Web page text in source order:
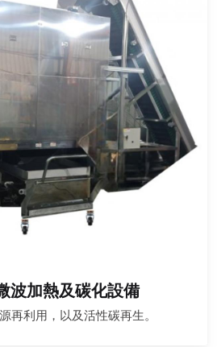
波加熱及碳化設備
再利用，以及活性碳再生。